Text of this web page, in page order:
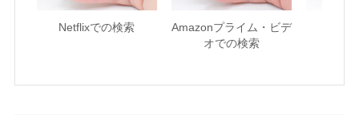
Netflixでの検索
Amazonプライム・ビデ
オでの検索